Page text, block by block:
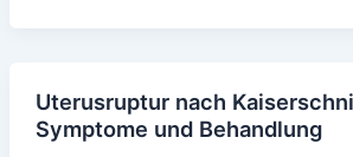
Uterusruptur nach
Symptome und Behandlung